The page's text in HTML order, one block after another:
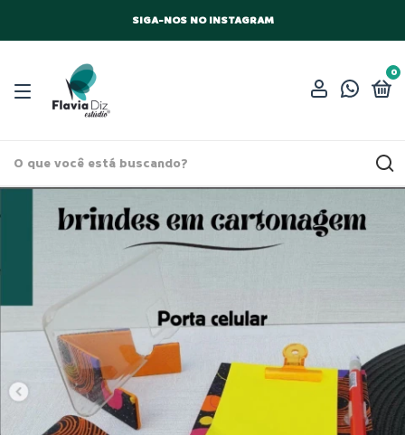
SIGA-NOS NO INSTAGRAM
0